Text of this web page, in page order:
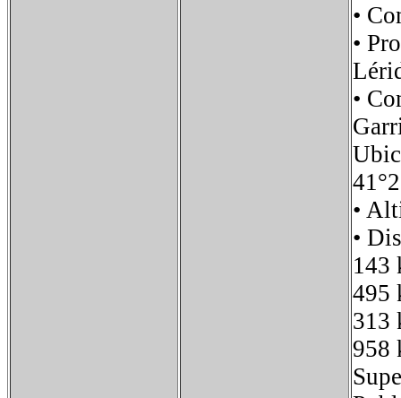
•
•
•
•
•
143
495
313
958